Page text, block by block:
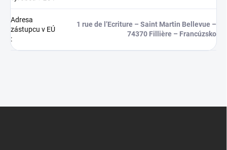
Adresa
zástupcu v EÚ
:
1 rue de l’Ecriture – Saint Martin Bellevue –
74370 Fillière – Francúzsko